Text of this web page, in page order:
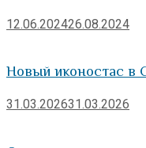
12.06.202426.08.2024
Новый иконостас в
31.03.202631.03.2026